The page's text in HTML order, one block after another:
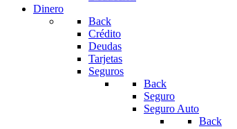
Dinero
Back
Crédito
Deudas
Tarjetas
Seguros
Back
Seguro
Seguro Auto
Back